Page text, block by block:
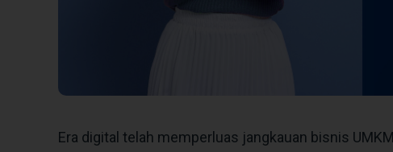
Era digital telah memperluas jangkauan bisnis